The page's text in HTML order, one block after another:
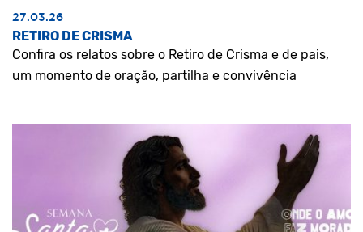
27.03.26
RETIRO DE CRISMA
Confira os relatos sobre o Retiro de Crisma e de pais,
um momento de oração, partilha e convivência